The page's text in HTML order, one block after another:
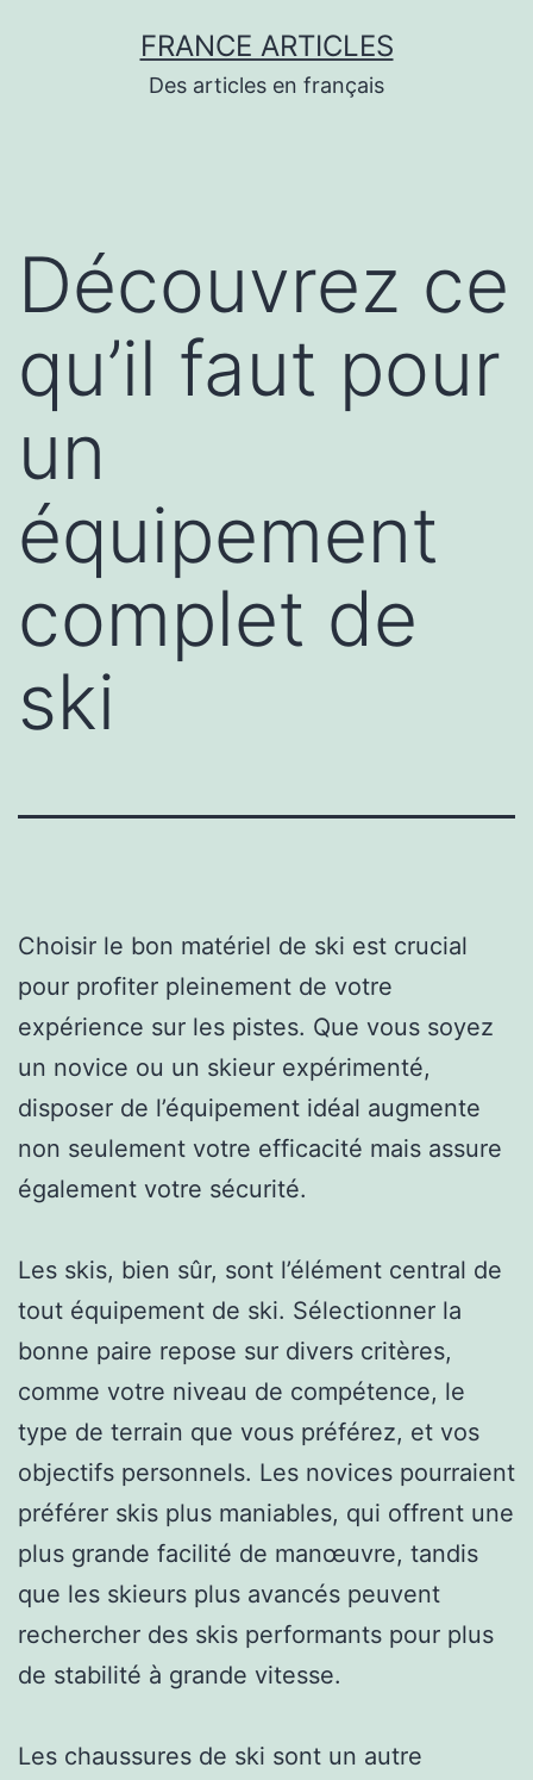
FRANCE ARTICLES
Des articles en français
Découvrez ce
qu’il faut pour
un
équipement
complet de
ski
Choisir le bon matériel de ski est crucial
pour profiter pleinement de votre
expérience sur les pistes. Que vous soyez
un novice ou un skieur expérimenté,
disposer de l’équipement idéal augmente
non seulement votre efficacité mais assure
également votre sécurité.
Les skis, bien sûr, sont l’élément central de
tout équipement de ski. Sélectionner la
bonne paire repose sur divers critères,
comme votre niveau de compétence, le
type de terrain que vous préférez, et vos
objectifs personnels. Les novices pourraient
préférer skis plus maniables, qui offrent une
plus grande facilité de manœuvre, tandis
que les skieurs plus avancés peuvent
rechercher des skis performants pour plus
de stabilité à grande vitesse.
Les chaussures de ski sont un autre